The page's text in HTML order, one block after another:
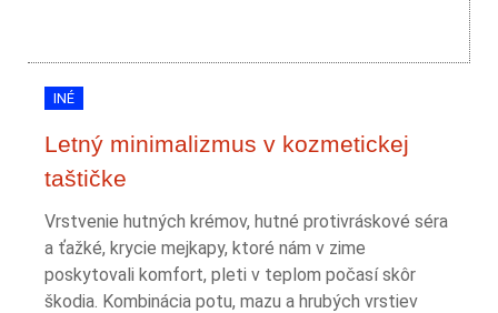
INÉ
Letný minimalizmus v kozmetickej
taštičke
Vrstvenie hutných krémov, hutné protivráskové séra
a ťažké, krycie mejkapy, ktoré nám v zime
poskytovali komfort, pleti v teplom počasí skôr
škodia. Kombinácia potu, mazu a hrubých vrstiev